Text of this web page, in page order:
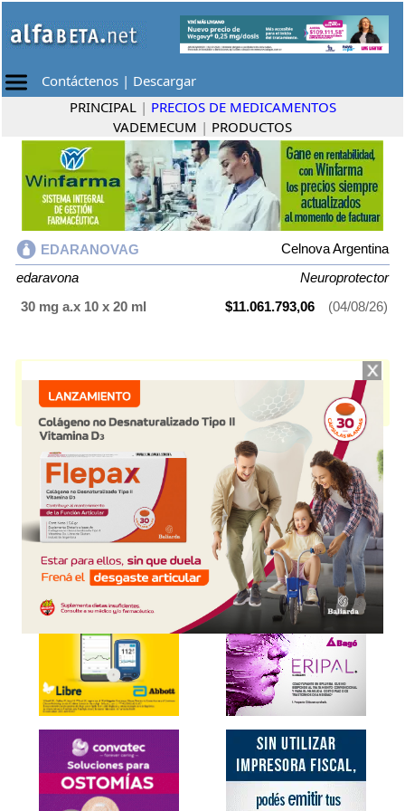
Contáctenos | Descargar
PRINCIPAL | PRECIOS DE MEDICAMENTOS
VADEMECUM | PRODUCTOS
EDARANOVAG
Celnova Argentina
edaravona
Neuroprotector
30 mg a.x 10 x 20 ml
$11.061.793,06 (04/08/26)
.
Es producido porCelnova Argentina
y cuenta con 1 presentación
disponible.
Explorar más
Otros productos con
edaravona
Otros productos de
Celnova Argentina